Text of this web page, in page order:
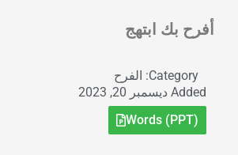
أفرح بك ابتهج
Category: الفرح
Added ديسمبر 20, 2023
Words (PPT)